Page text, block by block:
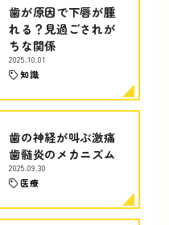
歯が原因で下唇が腫
れる？見過ごされが
ちな関係
2025.10.01
知識
歯の神経が叫ぶ激痛
歯髄炎のメカニズム
2025.09.30
医療